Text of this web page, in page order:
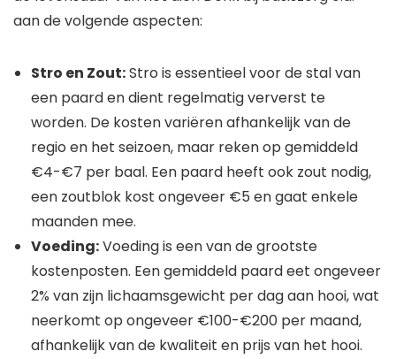
aan de volgende aspecten:
Stro en Zout:Stro is essentieel voor de stal van
een paard en dient regelmatig ververst te
worden. De kosten variëren afhankelijk van de
regio en het seizoen, maar reken op gemiddeld
€4-€7 per baal. Een paard heeft ook zout nodig,
een zoutblok kost ongeveer €5 en gaat enkele
maanden mee.
Voeding:Voeding is een van de grootste
kostenposten. Een gemiddeld paard eet ongeveer
2% van zijn lichaamsgewicht per dag aan hooi, wat
neerkomt op ongeveer €100-€200 per maand,
afhankelijk van de kwaliteit en prijs van het hooi.